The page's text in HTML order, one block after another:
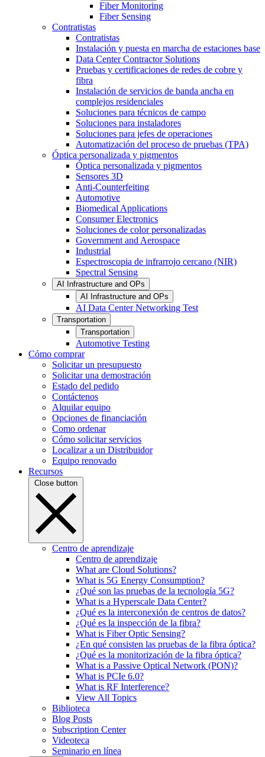
Fiber Monitoring
Fiber Sensing
Contratistas
Contratistas
Instalación y puesta en marcha de estaciones base
Data Center Contractor Solutions
Pruebas y certificaciones de redes de cobre y
fibra
Instalación de servicios de banda ancha en
complejos residenciales
Soluciones para técnicos de campo
Soluciones para instaladores
Soluciones para jefes de operaciones
Automatización del proceso de pruebas (TPA)
Óptica personalizada y pigmentos
Óptica personalizada y pigmentos
Sensores 3D
Anti-Counterfeiting
Automotive
Biomedical Applications
Consumer Electronics
Soluciones de color personalizadas
Government and Aerospace
Industrial
Espectroscopia de infrarrojo cercano (NIR)
Spectral Sensing
AI Infrastructure and OPs
AI Infrastructure and OPs
AI Data Center Networking Test
Transportation
Transportation
Automotive Testing
Cómo comprar
Solicitar un presupuesto
Solicitar una demostración
Estado del pedido
Contáctenos
Alquilar equipo
Opciones de financiación
Como ordenar
Cómo solicitar servicios
Localizar a un Distribuidor
Equipo renovado
Recursos
Close button
Centro de aprendizaje
Centro de aprendizaje
What are Cloud Solutions?
What is 5G Energy Consumption?
¿Qué son las pruebas de la tecnología 5G?
What is a Hyperscale Data Center?
¿Qué es la interconexión de centros de datos?
¿Qué es la inspección de la fibra?
What is Fiber Optic Sensing?
¿En qué consisten las pruebas de la fibra óptica?
¿Qué es la monitorización de la fibra óptica?
What is a Passive Optical Network (PON)?
What is PCIe 6.0?
What is RF Interference?
View All Topics
Biblioteca
Blog Posts
Subscription Center
Videoteca
Seminario en línea